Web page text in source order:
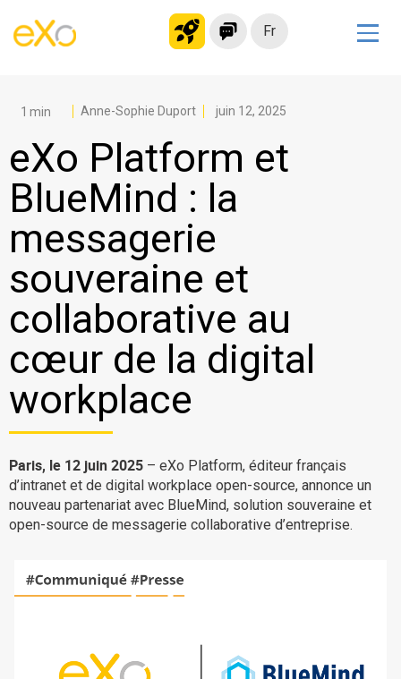
Fr
Intranet moderne
Plateforme collaborative
Réseau social
Hub de connaissances
Portail d’applications
Alternative à
Microsoft 365
Migrer vers eXo Platform
Produit
La Plateforme
Internationalisation
Mobile
Intégrations
IA maitrisée
Sécurité
Anne-Sophie Duport juin 12, 2025
eXo Platform et
BlueMind : la
messagerie
souveraine et
collaborative au
cœur de la digital
workplace
Paris, le 12 juin 2025 – eXo Platform, éditeur français
d’intranet et de digital workplace open-source, annonce un
nouveau partenariat avec BlueMind, solution souveraine et
open-source de messagerie collaborative d’entreprise.